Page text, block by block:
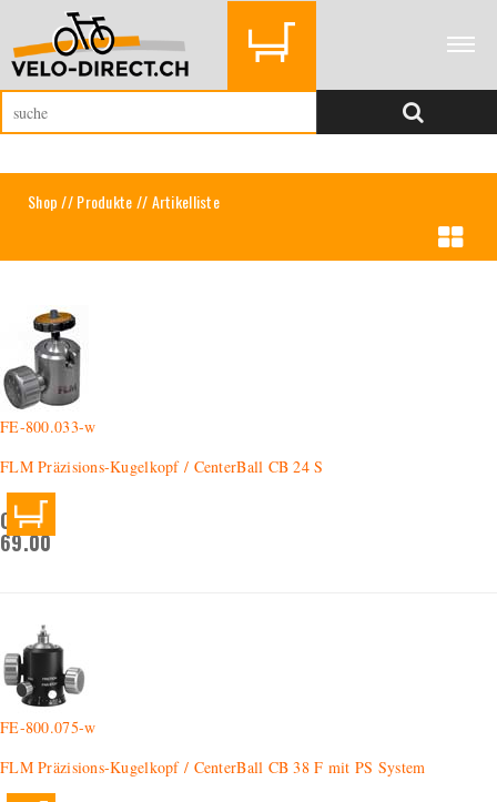
Shop//Produkte// Artikelliste
FE-800.033-w
FLM Präzisions-Kugelkopf / CenterBall CB 24 S
CHF
69.00
FE-800.075-w
FLM Präzisions-Kugelkopf / CenterBall CB 38 F mit PS System